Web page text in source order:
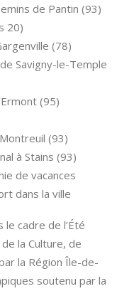
de Pantin (93)
20)
(78)
Savigny-le-Temple
(95)
(93)
à Stains (93)
de vacances
dans la ville
cadre de l’Été
la Culture, de
la Région Île-de-
soutenu par la